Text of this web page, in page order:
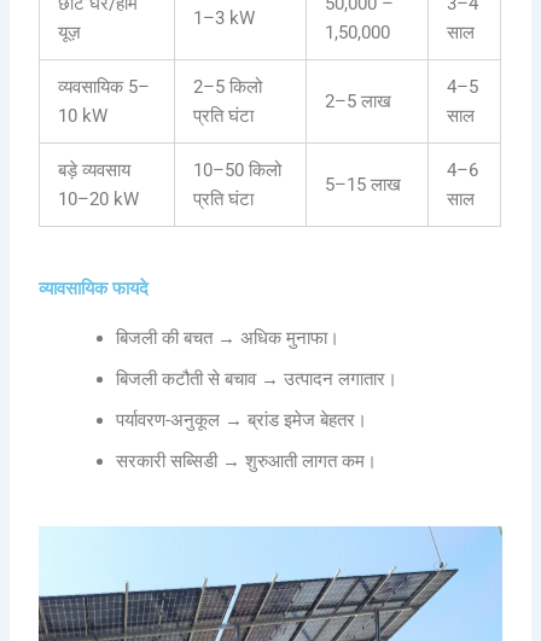
यूज़
1–3 kW
1,50,000
साल
व्यवसायिक 5–
10 kW
2–5 किलो
प्रति घंटा
2–5 लाख
4–5
साल
बड़े व्यवसाय
10–20 kW
10–50 किलो
प्रति घंटा
5–15 लाख
4–6
साल
व्यावसायिक फायदे
बिजली की बचत → अधिक मुनाफा।
बिजली कटौती से बचाव → उत्पादन लगातार।
पर्यावरण-अनुकूल → ब्रांड इमेज बेहतर।
सरकारी सब्सिडी → शुरुआती लागत कम।